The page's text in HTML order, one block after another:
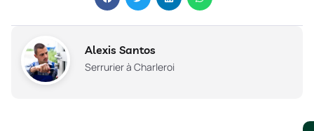
Alexis Santos
Serrurier à Charleroi